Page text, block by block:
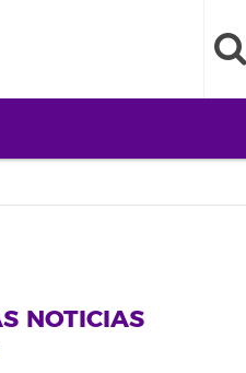
NOTICIAS